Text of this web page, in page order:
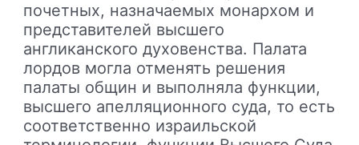
почетных, назначаемых монархом и
представителей высшего
англиканского духовенства. Палата
лордов могла отменять решения
палаты общин и выполняла функции,
высшего апелляционного суда, то есть
соответственно израильской